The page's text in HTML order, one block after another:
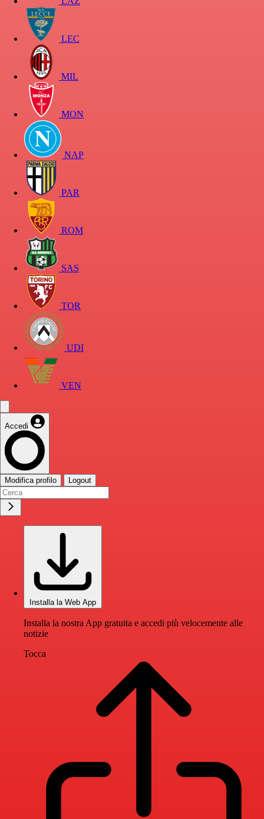
LEC
MIL
MON
NAP
PAR
ROM
SAS
TOR
UDI
VEN
Accedi
Modifica profilo Logout
Installa la Web App
Installa la nostra App gratuita e accedi più velocemente alle
notizie
Tocca